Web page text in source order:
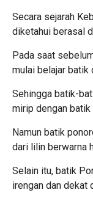
Secara sejarah
diketahui berasal
Pada saat
mulai belajar batik
Sehingga batik-
mirip dengan batik
Namun batik
dari lilin berwarna
Selain itu, batik
irengan dan dekat